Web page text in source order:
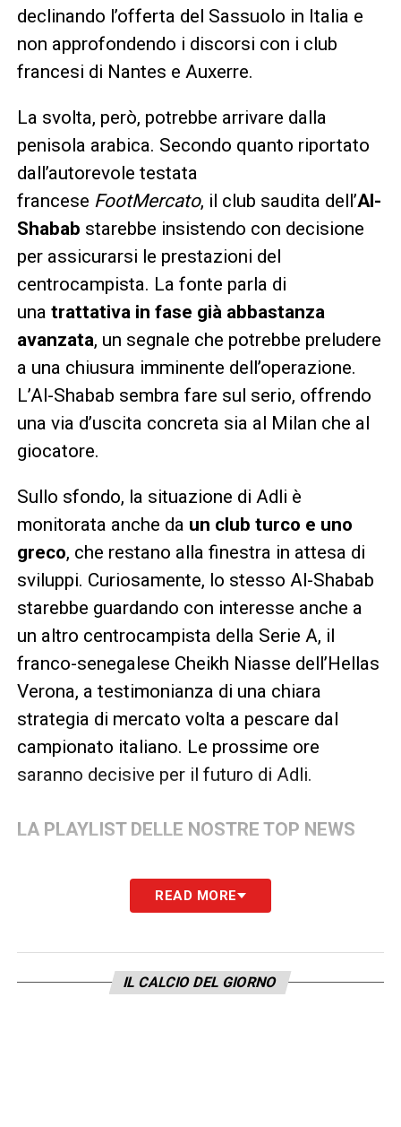
declinando l’offerta del Sassuolo in Italia e
non approfondendo i discorsi con i club
francesi di Nantes e Auxerre.
La svolta, però, potrebbe arrivare dalla
penisola arabica. Secondo quanto riportato
dall’autorevole testata
francese FootMercato, il club saudita dell’Al-
Shabab starebbe insistendo con decisione
per assicurarsi le prestazioni del
centrocampista. La fonte parla di
una trattativa in fase già abbastanza
avanzata, un segnale che potrebbe preludere
a una chiusura imminente dell’operazione.
L’Al-Shabab sembra fare sul serio, offrendo
una via d’uscita concreta sia al Milan che al
giocatore.
Sullo sfondo, la situazione di Adli è
monitorata anche da un club turco e uno
greco, che restano alla finestra in attesa di
sviluppi. Curiosamente, lo stesso Al-Shabab
starebbe guardando con interesse anche a
un altro centrocampista della Serie A, il
franco-senegalese Cheikh Niasse dell’Hellas
Verona, a testimonianza di una chiara
strategia di mercato volta a pescare dal
campionato italiano. Le prossime ore
saranno decisive per il futuro di Adli.
LA PLAYLIST DELLE NOSTRE TOP NEWS
READ MORE
IL CALCIO DEL GIORNO